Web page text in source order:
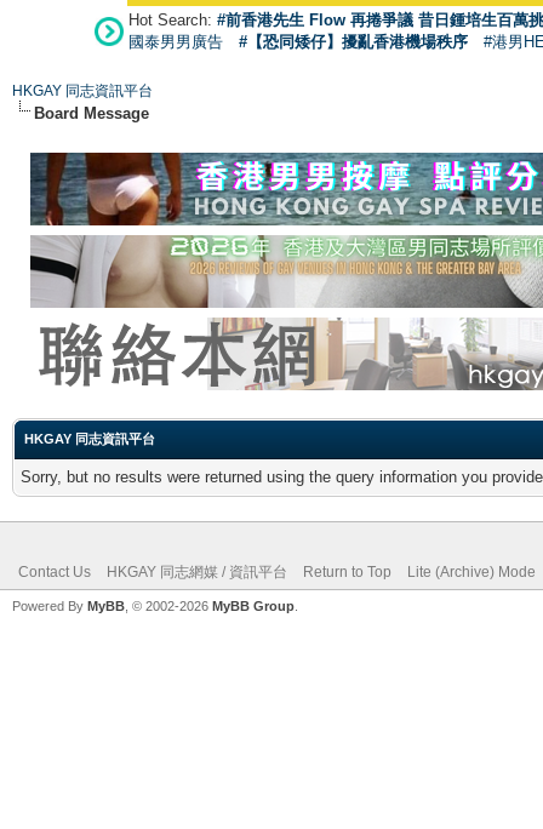
Hot Search: #前香港先生 Flow 再捲爭議 昔日鍾培生百萬
國泰男男廣告
#【恐同矮仔】擾亂香港機場秩序 #港男
HKGAY 同志資訊平台
Board Message
HKGAY 同志資訊平台
Sorry, but no results were returned using the query information you
Contact Us HKGAY 同志網媒 / 資訊平台 Return to Top Lite (Archive) Mode
Powered By MyBB , © 2002-2026 MyBB Group